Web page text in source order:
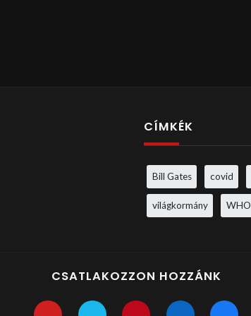
CÍMKÉK
Bill Gates covid
világkormány WHO
CSATLAKOZZON HOZZÁNK